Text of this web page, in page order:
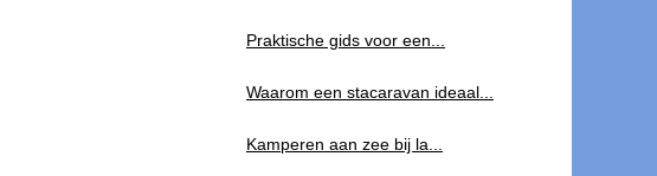
Praktische gids voor een...
Waarom een stacaravan ideaal...
Kamperen aan zee bij la...